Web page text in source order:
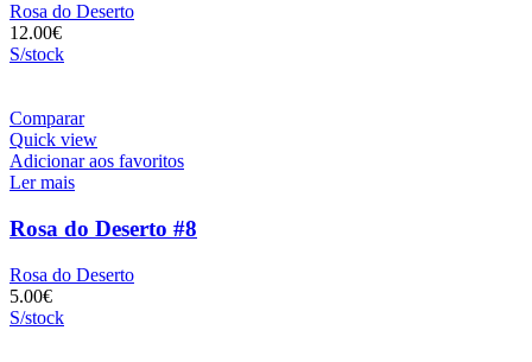
Rosa do Deserto
12.00€
S/stock
Comparar
Quick view
Adicionar aos favoritos
Ler mais
Rosa do Deserto #8
Rosa do Deserto
5.00€
S/stock